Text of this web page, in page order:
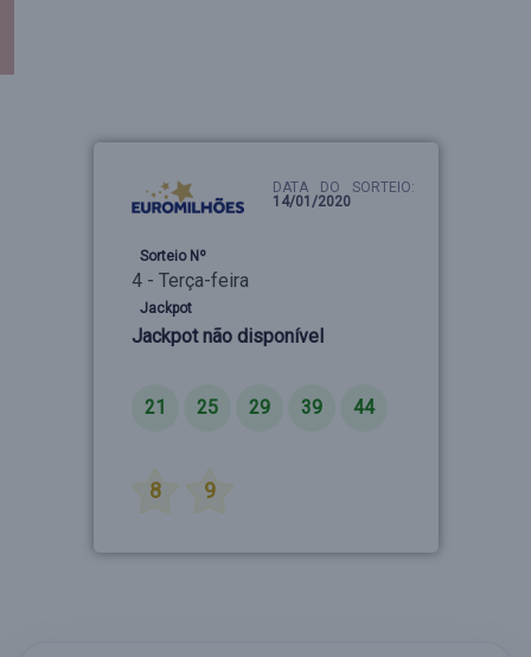
DATA DO SORTEIO:
14/01/2020
Sorteio Nº
4 - Terça-feira
Jackpot
Jackpot não disponível
21 25 29 39 44
8 9